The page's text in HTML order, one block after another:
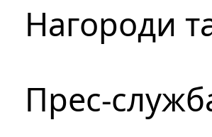
Нагороди
Прес-